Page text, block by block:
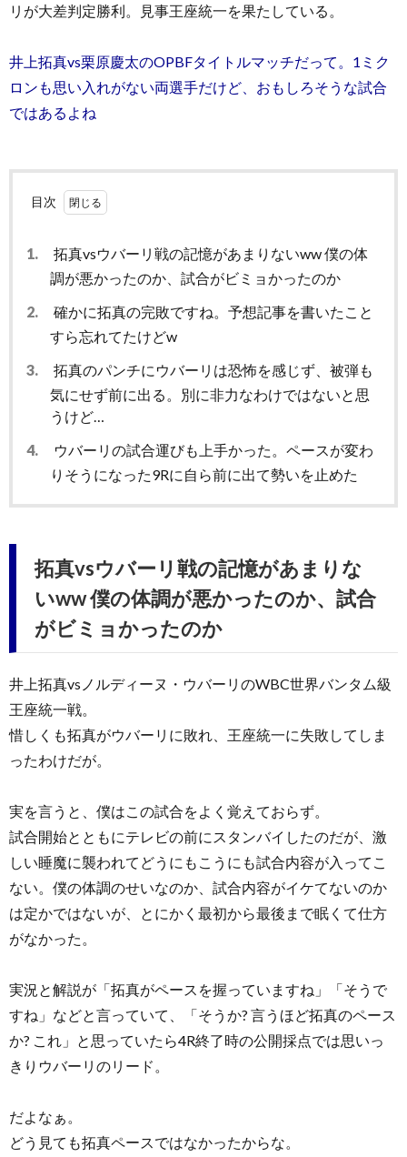
リが大差判定勝利。見事王座統一を果たしている。
井上拓真vs栗原慶太のOPBFタイトルマッチだって。1ミク
ロンも思い入れがない両選手だけど、おもしろそうな試合
ではあるよね
目次
1.
拓真vsウバーリ戦の記憶があまりないww 僕の体
調が悪かったのか、試合がビミョかったのか
2.
確かに拓真の完敗ですね。予想記事を書いたこと
すら忘れてたけどw
3.
拓真のパンチにウバーリは恐怖を感じず、被弾も
気にせず前に出る。別に非力なわけではないと思
うけど…
4.
ウバーリの試合運びも上手かった。ペースが変わ
りそうになった9Rに自ら前に出て勢いを止めた
拓真vsウバーリ戦の記憶があまりな
いww 僕の体調が悪かったのか、試合
がビミョかったのか
井上拓真vsノルディーヌ・ウバーリのWBC世界バンタム級
王座統一戦。
惜しくも拓真がウバーリに敗れ、王座統一に失敗してしま
ったわけだが。
実を言うと、僕はこの試合をよく覚えておらず。
試合開始とともにテレビの前にスタンバイしたのだが、激
しい睡魔に襲われてどうにもこうにも試合内容が入ってこ
ない。僕の体調のせいなのか、試合内容がイケてないのか
は定かではないが、とにかく最初から最後まで眠くて仕方
がなかった。
実況と解説が「拓真がペースを握っていますね」「そうで
すね」などと言っていて、「そうか? 言うほど拓真のペース
か? これ」と思っていたら4R終了時の公開採点では思いっ
きりウバーリのリード。
だよなぁ。
どう見ても拓真ペースではなかったからな。